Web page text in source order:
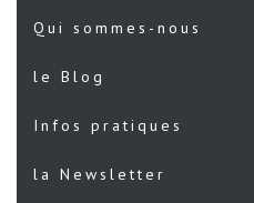
Qui sommes-nous
le Blog
Infos pratiques
la Newsletter